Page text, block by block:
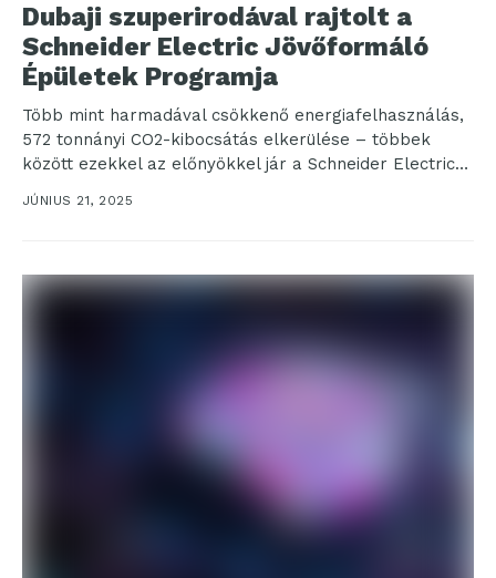
Dubaji szuperirodával rajtolt a
Schneider Electric Jövőformáló
Épületek Programja
Több mint harmadával csökkenő energiafelhasználás,
572 tonnányi CO2-kibocsátás elkerülése – többek
között ezekkel az előnyökkel jár a Schneider Electric
új, Jövőformáló Épülete, amit...
JÚNIUS 21, 2025